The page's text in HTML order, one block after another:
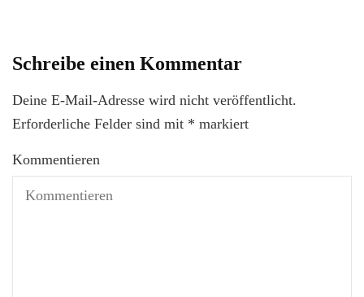
Schreibe einen Kommentar
Deine E-Mail-Adresse wird nicht veröffentlicht.
Erforderliche Felder sind mit * markiert
Kommentieren